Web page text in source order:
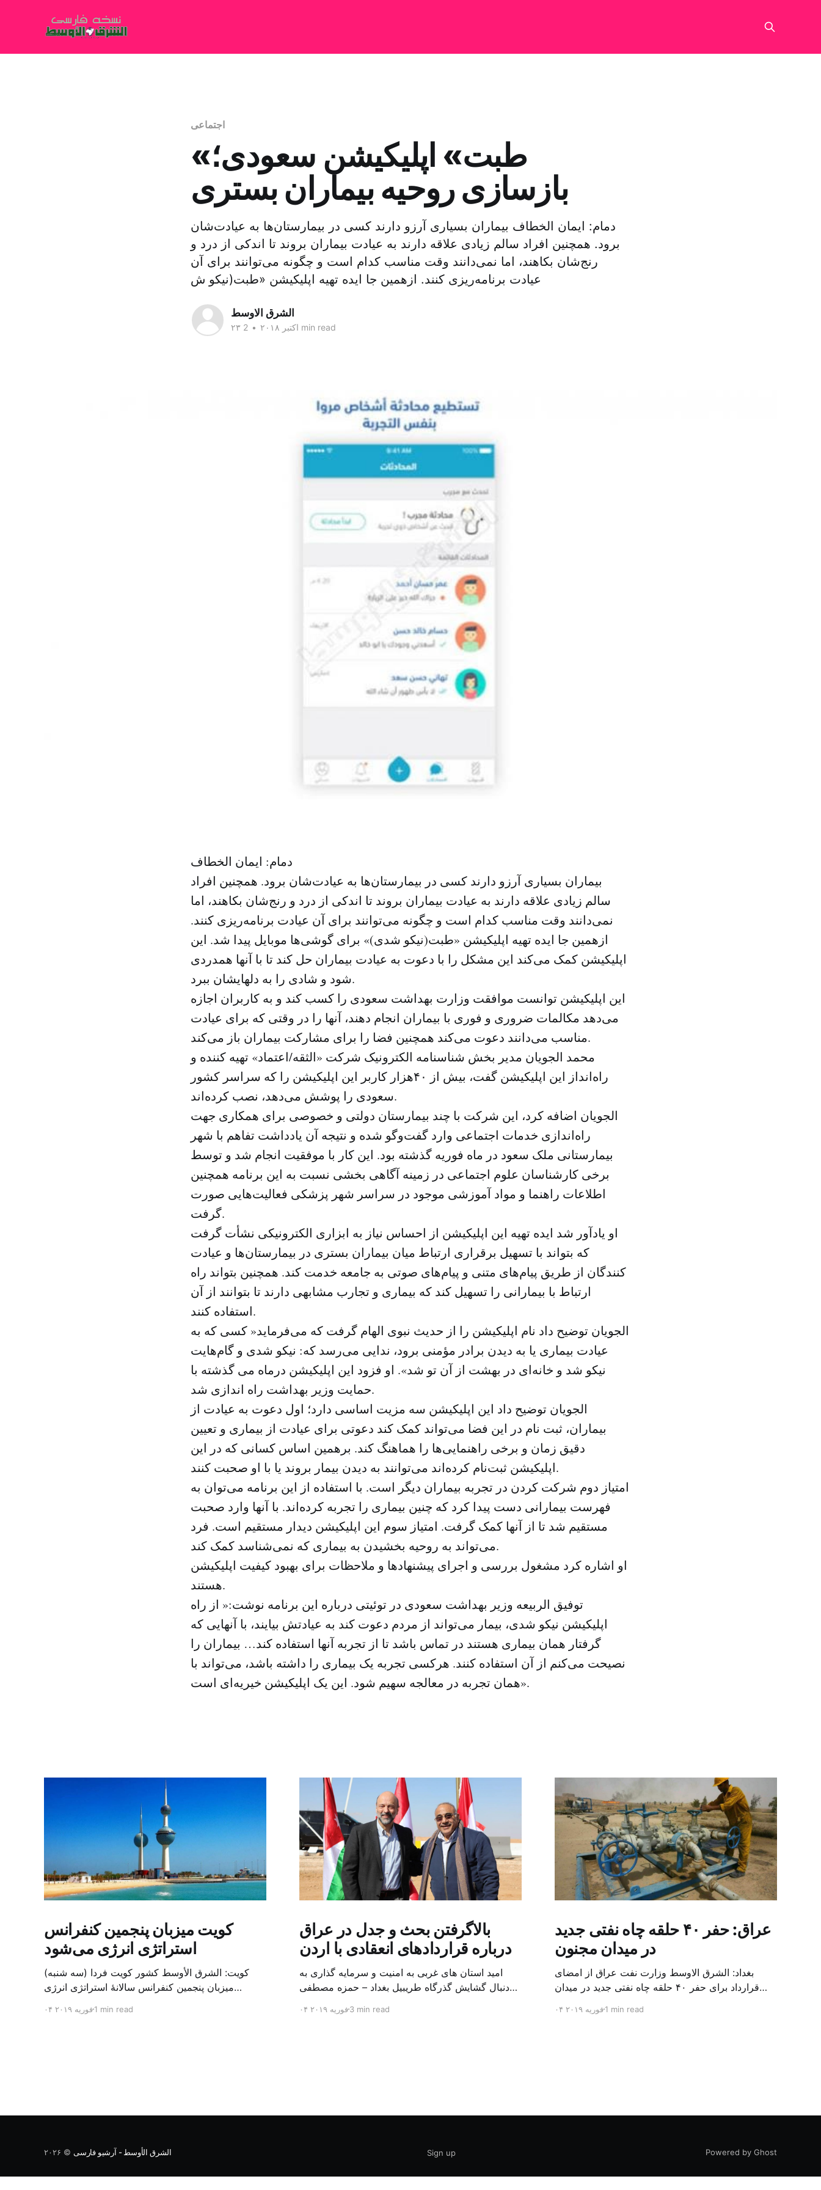
اجتماعی
«طبت» اپلیکیشن سعودی؛
بازسازی روحیه بیماران بستری
دمام: ایمان الخطاف بیماران بسیاری آرزو دارند کسی در بیمارستان‌ها به عیادت‌شان
برود. همچنین افراد سالم زیادی علاقه دارند به عیادت بیماران بروند تا اندکی از درد و
رنج‌شان بکاهند، اما نمی‌دانند وقت مناسب کدام است و چگونه می‌توانند برای آن
عیادت برنامه‌ریزی کنند. ازهمین جا ایده تهیه اپلیکیشن «طبت(نیکو ش
الشرق الاوسط
۲۳ اکتبر ۲۰۱۸ • 2 min read
دمام: ایمان الخطاف
بیماران بسیاری آرزو دارند کسی در بیمارستان‌ها به عیادت‌شان برود. همچنین افراد
سالم زیادی علاقه دارند به عیادت بیماران بروند تا اندکی از درد و رنج‌شان بکاهند، اما
نمی‌دانند وقت مناسب کدام است و چگونه می‌توانند برای آن عیادت برنامه‌ریزی کنند.
ازهمین جا ایده تهیه اپلیکیشن «طبت(نیکو شدی)» برای گوشی‌ها موبایل پیدا شد. این
اپلیکیشن کمک می‌کند این مشکل را با دعوت به عیادت بیماران حل کند تا با آنها همدردی
شود و شادی را به دلهایشان ببرد.
این اپلیکیشن توانست موافقت وزارت بهداشت سعودی را کسب کند و به کاربران اجازه
می‌دهد مکالمات ضروری و فوری با بیماران انجام دهند، آنها را در وقتی که برای عیادت
مناسب می‌دانند دعوت می‌کند همچنین فضا را برای مشارکت بیماران باز می‌کند.
محمد الجویان مدیر بخش شناسنامه الکترونیک شرکت «الثقه/اعتماد» تهیه کننده و
راه‌انداز این اپلیکیشن گفت، بیش از ۴۰هزار کاربر این اپلیکیشن را که سراسر کشور
سعودی را پوشش می‌دهد، نصب کرده‌اند.
الجویان اضافه کرد، این شرکت با چند بیمارستان دولتی و خصوصی برای همکاری جهت
راه‌اندازی خدمات اجتماعی وارد گفت‌وگو شده و نتیجه آن یادداشت تفاهم با شهر
بیمارستانی ملک سعود در ماه فوریه گذشته بود. این کار با موفقیت انجام شد و توسط
برخی کارشناسان علوم اجتماعی در زمینه آگاهی بخشی نسبت به این برنامه همچنین
اطلاعات راهنما و مواد آموزشی موجود در سراسر شهر پزشکی فعالیت‌هایی صورت
گرفت.
او یادآور شد ایده تهیه این اپلیکیشن از احساس نیاز به ابزاری الکترونیکی نشأت گرفت
که بتواند با تسهیل برقراری ارتباط میان بیماران بستری در بیمارستان‌ها و عیادت
کنندگان از طریق پیام‌های متنی و پیام‌های صوتی به جامعه خدمت کند. همچنین بتواند راه
ارتباط با بیمارانی را تسهیل کند که بیماری و تجارب مشابهی دارند تا بتوانند از آن
استفاده کنند.
الجویان توضیح داد نام اپلیکیشن را از حدیث نبوی الهام گرفت که می‌فرماید« کسی که به
عیادت بیماری یا به دیدن برادر مؤمنی برود، ندایی می‌رسد که: نیکو شدی و گام‌هایت
نیکو شد و خانه‌ای در بهشت از آن تو شد». او فزود این اپلیکیشن درماه می گذشته با
حمایت وزیر بهداشت راه اندازی شد.
الجویان توضیح داد این اپلیکیشن سه مزیت اساسی دارد؛ اول دعوت به عیادت از
بیماران، ثبت نام در این فضا می‌تواند کمک کند دعوتی برای عیادت از بیماری و تعیین
دقیق زمان و برخی راهنمایی‌ها را هماهنگ کند. برهمین اساس کسانی که در این
اپلیکیشن ثبت‌نام کرده‌اند می‌توانند به دیدن بیمار بروند یا با او صحبت کنند.
امتیاز دوم شرکت کردن در تجربه بیماران دیگر است. با استفاده از این برنامه می‌توان به
فهرست بیمارانی دست پیدا کرد که چنین بیماری را تجربه کرده‌اند. با آنها وارد صحبت
مستقیم شد تا از آنها کمک گرفت. امتیاز سوم این اپلیکیشن دیدار مستقیم است. فرد
می‌تواند به روحیه بخشیدن به بیماری که نمی‌شناسد کمک کند.
او اشاره کرد مشغول بررسی و اجرای پیشنهادها و ملاحظات برای بهبود کیفیت اپلیکیشن
هستند.
توفیق الربیعه وزیر بهداشت سعودی در توئیتی درباره این برنامه نوشت:« از راه
اپلیکیشن نیکو شدی، بیمار می‌تواند از مردم دعوت کند به عیادتش بیایند، با آنهایی که
گرفتار همان بیماری هستند در تماس باشد تا از تجربه آنها استفاده کند… بیماران را
نصیحت می‌کنم از آن استفاده کنند. هرکسی تجربه یک بیماری را داشته باشد، می‌تواند با
همان تجربه در معالجه سهیم شود. این یک اپلیکیشن خیریه‌ای است».
کویت میزبان پنجمین کنفرانس
استراتژی انرژی می‌شود
کویت: الشرق الأوسط کشور کویت فردا (سه شنبه)
میزبان پنجمین کنفرانس سالانهٔ استراتژی انرژی
الشرق الاوسط، حدود ۳۰۰ متخصص از شرکت‌های
۰۴ فوریه ۲۰۱۹1 min read
بالاگرفتن بحث و جدل در عراق
درباره قراردادهای انعقادی با اردن
امید استان های غربی به امنیت و سرمایه گذاری به
دنبال گشایش گذرگاه طریبیل بغداد – حمزه مصطفی
طریبیل توسط عادل عبد المهدی نخست وزیر عراق و
۰۴ فوریه ۲۰۱۹3 min read
عراق: حفر ۴۰ حلقه چاه نفتی جدید
در میدان مجنون
بغداد: الشرق الاوسط وزارت نفت عراق از امضای
قرارداد برای حفر ۴۰ حلقه چاه نفتی جدید در میدان
محمد خضیر مدعامل شرکت حفاری عراق روز یکشنبه
۰۴ فوریه ۲۰۱۹1 min read
الشرق الأوسط - آرشیو فارسی © ۲۰۲۶ Sign up Powered by Ghost